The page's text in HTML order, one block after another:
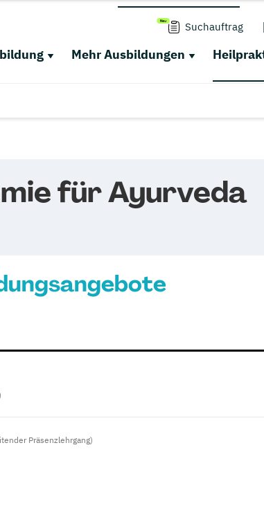
Suchauftrag
Mehr Ausbildungen
für Ayurveda
Präsenzlehrgang)